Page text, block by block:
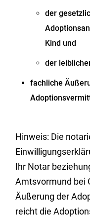
der
Kind und
der
fachliche
Hinweis: Die
Ihr Notar
Amtsvormund bei
Äußerung der
reicht die